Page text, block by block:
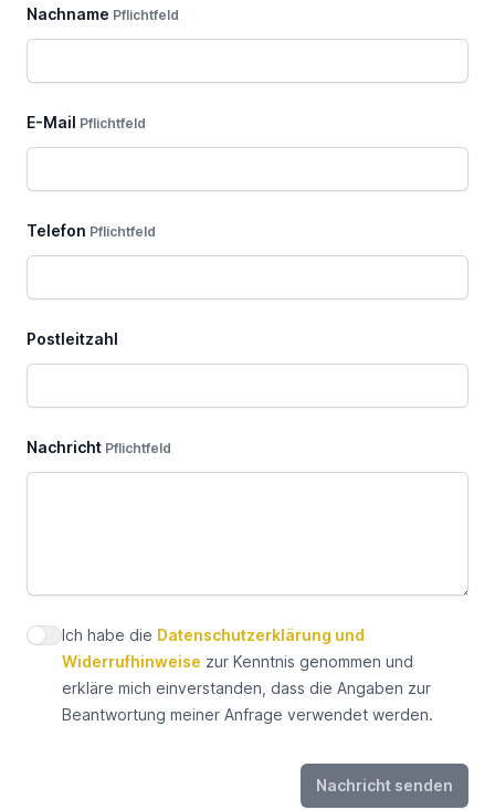
Nachname Pflichtfeld
E-Mail Pflichtfeld
Telefon Pflichtfeld
Postleitzahl
Nachricht Pflichtfeld
Datenschutz zustimmen
Ich habe die Datenschutzerklärung und
Widerrufhinweise zur Kenntnis genommen und
erkläre mich einverstanden, dass die Angaben zur
Beantwortung meiner Anfrage verwendet werden.